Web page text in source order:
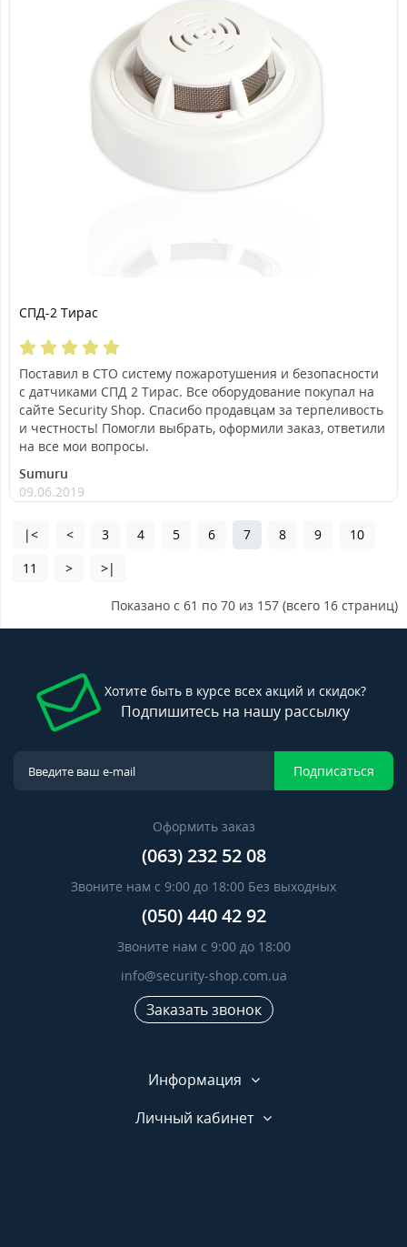
СПД-2 Тирас
Поставил в СТО систему пожаротушения и безопасности
с датчиками СПД 2 Тирас. Все оборудование покупал на
сайте Security Shop. Спасибо продавцам за терпеливость
и честность! Помогли выбрать, оформили заказ, ответили
на все мои вопросы.
Sumuru
09.06.2019
|< < 3 4 5 6 7 8 9
10
11
> >|
Показано с 61 по 70 из 157 (всего 16 страниц)
Хотите быть в курсе всех акций и скидок?
Подпишитесь на нашу рассылку
Подписаться
Оформить заказ
(063) 232 52 08
Звоните нам с 9:00 до 18:00 Без выходных
(050) 440 42 92
Звоните нам с 9:00 до 18:00
info@security-shop.com.ua
Заказать звонок
Информация
Личный кабинет